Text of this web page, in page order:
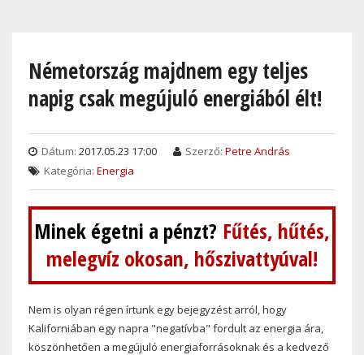
contentNémetország majdnem egy teljes
napig csak megújuló energiából élt!
Dátum: 2017.05.23 17:00 Szerző: Petre András
Kategória: Energia
Minek égetni a pénzt? Fűtés, hűtés,
melegvíz okosan, hőszivattyúval!
Nem is olyan régen írtunk egy bejegyzést arról, hogy
Kaliforniában egy napra "negatívba" fordult az energia ára,
köszönhetően a megújuló energiaforrásoknak és a kedvező